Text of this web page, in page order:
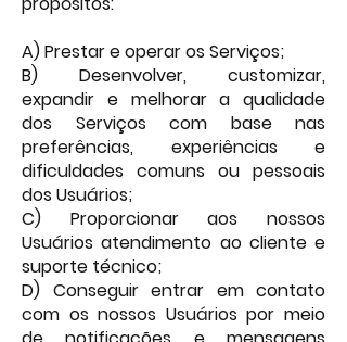
A) Prestar e operar os Serviços;
B) Desenvolver, customizar,
expandir e melhorar a qualidade
dos Serviços com base nas
preferências, experiências e
dificuldades comuns ou pessoais
dos Usuários;
C) Proporcionar aos nossos
Usuários atendimento ao cliente e
suporte técnico;
D) Conseguir entrar em contato
com os nossos Usuários por meio